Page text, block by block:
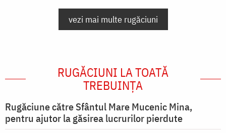
vezi mai multe rugăciuni
RUGĂCIUNI LA TOATĂ
TREBUINȚA
Rugăciune către Sfântul Mare Mucenic Mina,
pentru ajutor la găsirea lucrurilor pierdute